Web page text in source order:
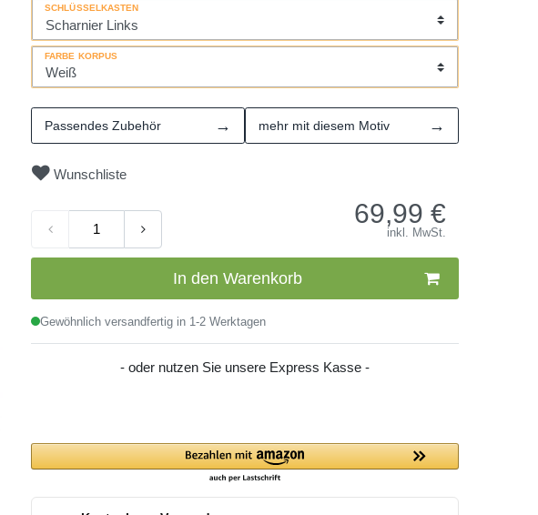
SCHLÜSSELKASTEN
FARBE KORPUS
Passendes Zubehör → mehr mit diesem Motiv →
Wunschliste
69,99 €
inkl. MwSt.
In den Warenkorb
Gewöhnlich versandfertig in 1-2 Werktagen
- oder nutzen Sie unsere Express Kasse -